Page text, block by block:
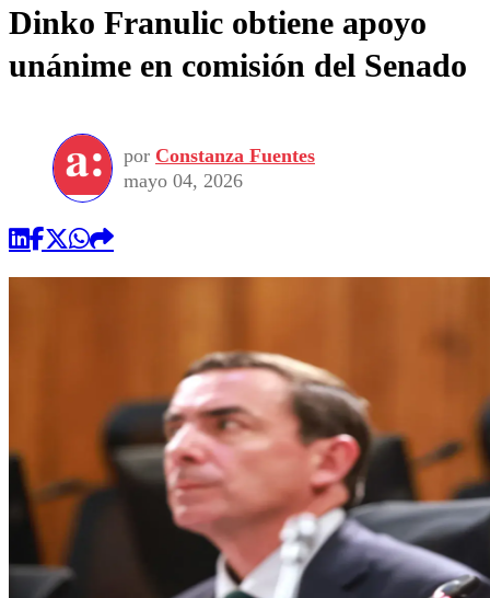
Dinko Franulic obtiene apoyo
unánime en comisión del Senado
por Constanza Fuentes
mayo 04, 2026